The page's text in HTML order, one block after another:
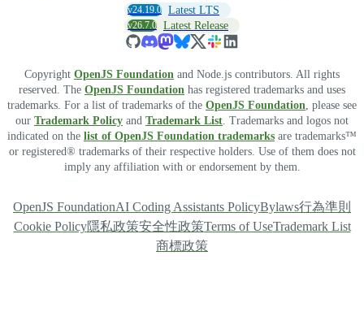
v24.19.0 Latest LTS
v26.7.0 Latest Release
Copyright OpenJS Foundation and Node.js contributors. All rights
reserved. The OpenJS Foundation has registered trademarks and uses
trademarks. For a list of trademarks of the OpenJS Foundation , please see
our Trademark Policy and Trademark List . Trademarks and logos not
indicated on the list of OpenJS Foundation trademarks are trademarks™
or registered® trademarks of their respective holders. Use of them does not
imply any affiliation with or endorsement by them.
OpenJS FoundationAI Coding Assistants PolicyBylaws行為準則
Cookie Policy隱私政策安全性政策Terms of UseTrademark List
商標政策